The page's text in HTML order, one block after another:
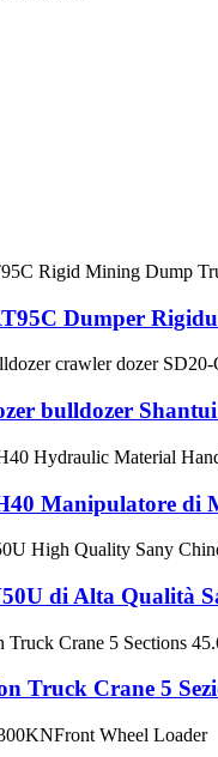
Dumper
bulldozer
Manipulatore di
di Alta Qualità
Truck Crane 5